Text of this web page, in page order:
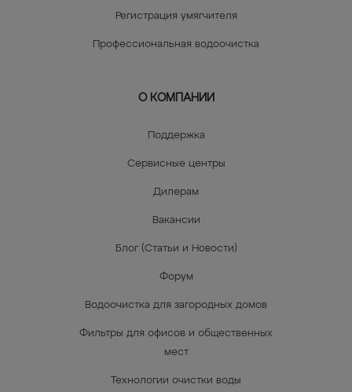
Регистрация умягчителя
Профессиональная водоочистка
О КОМПАНИИ
Поддержка
Сервисные центры
Дилерам
Вакансии
Блог (Статьи и Новости)
Форум
Водоочистка для загородных домов
Фильтры для офисов и общественных
мест
Технологии очистки воды